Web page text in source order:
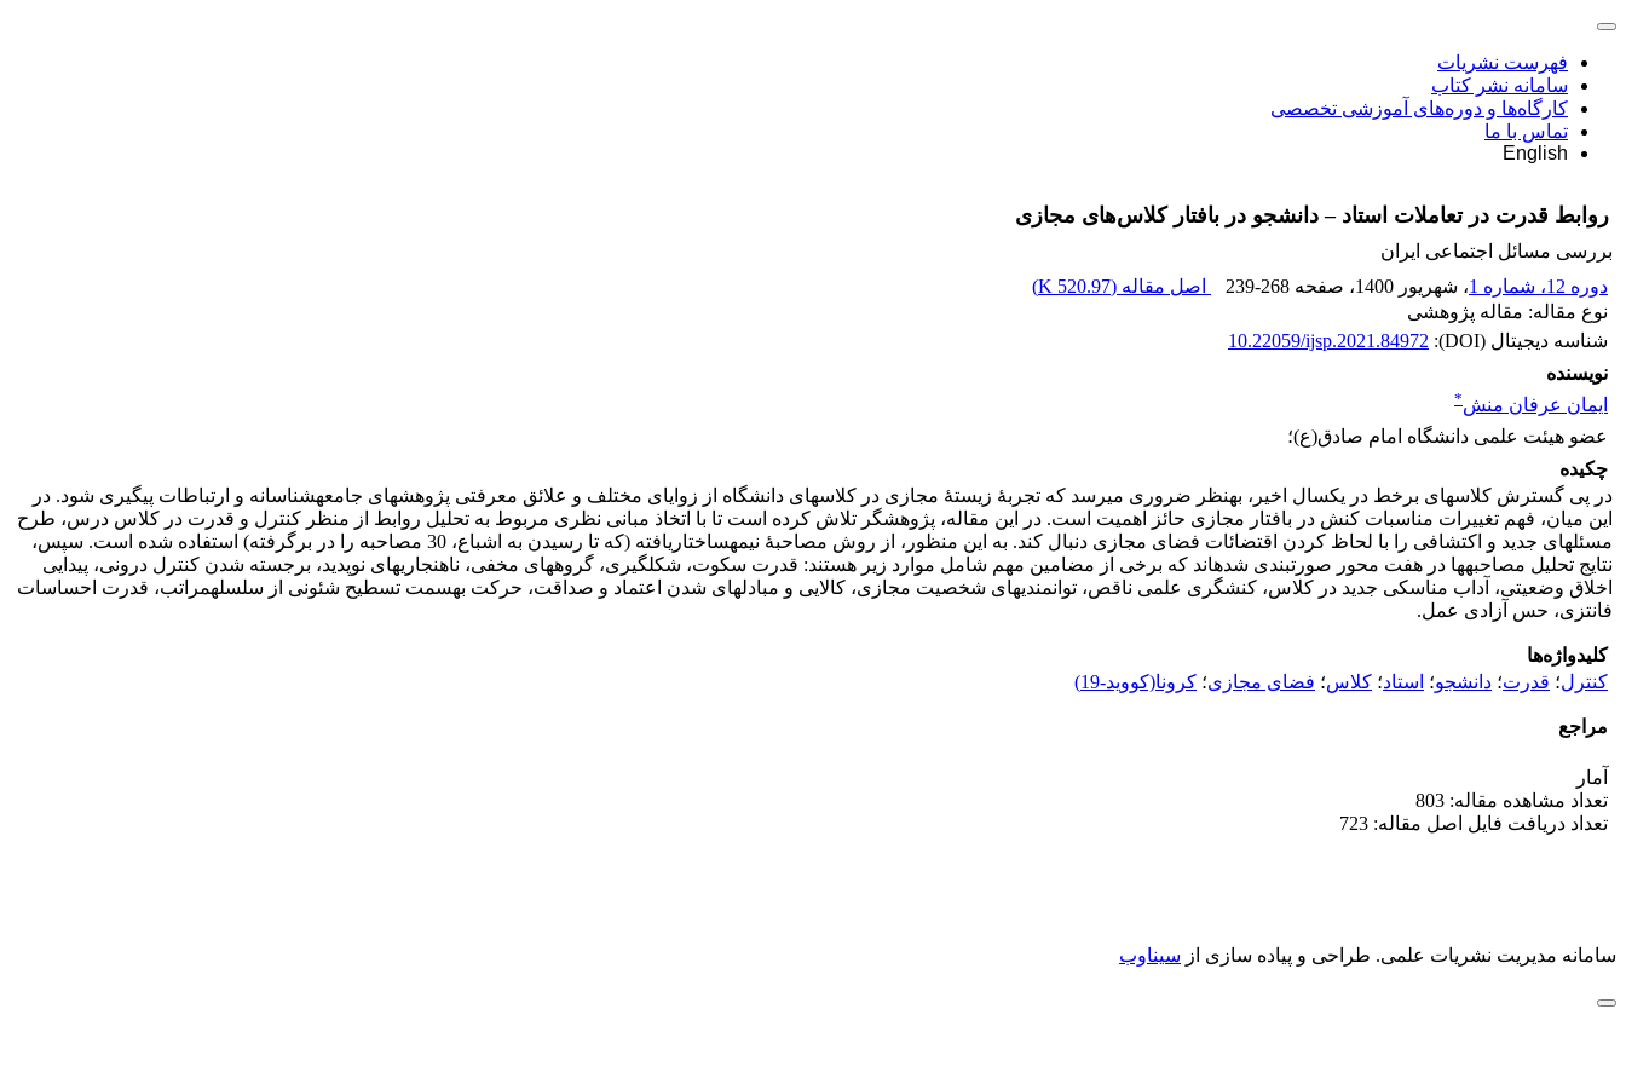
فهرست نشریات
سامانه نشر کتاب
کارگاه‌ها و دوره‌های آموزشی تخصصی
تماس با ما
English
روابط قدرت در تعاملات استاد – دانشجو در بافتار کلاس‌های مجازی
بررسی مسائل اجتماعی ایران
دوره 12، شماره 1
، شهریور 1400 ، صفحه 239-268 اصل مقاله (520.97 K
)
نوع مقاله: مقاله پژوهشی
شناسه دیجیتال (DOI):
10.22059/ijsp.2021.84972
نویسنده
ایمان عرفان منش*
عضو هیئت علمی دانشگاه امام صادق(ع)؛
چکیده
در پی گسترش کلاس­های برخط در یک­سال اخیر، به­نظر ضروری می­رسد که تجربۀ زیستۀ مجازی در کلاس­های دانشگاه از زوایای مختلف و علائق معرفتی پژوهش­های جامعه­شناسانه و ارتباطات پیگیری شود. در
این میان، فهم تغییرات مناسبات کنش در بافتار مجازی حائز اهمیت است. در این مقاله، پژوهشگر تلاش کرده است تا با اتخاذ مبانی نظری مربوط به تحلیل روابط از منظر کنترل و قدرت در کلاس درس، طرح
مسئله­ای جدید و اکتشافی را با لحاظ کردن اقتضائات فضای مجازی دنبال کند. به این منظور، از روش مصاحبۀ نیمه­ساختاریافته (که تا رسیدن به اشباع، 30 مصاحبه را در برگرفته) استفاده شده است. سپس،
نتایج تحلیل مصاحبه­ها در هفت محور صورت­بندی شده­اند که برخی از مضامین مهم شامل موارد زیر هستند: قدرت سکوت، شکل­گیری، گروه­های مخفی، ناهنجاری­های نوپدید، برجسته شدن کنترل درونی، پیدایی
اخلاق وضعیتی، آداب مناسکی جدید در کلاس، کنشگری علمی ناقص، توانمندی­های شخصیت مجازی، کالایی و مبادله­ای شدن اعتماد و صداقت، حرکت به­سمت تسطیح شئونی از سلسله­مراتب، قدرت احساسات
فانتزی، حس آزادی عمل.
کلیدواژه‌ها
کنترل؛ قدرت؛ دانشجو؛ استاد؛ کلاس؛ فضای مجازی؛ کرونا(کووید-19)
مراجع
آمار
تعداد مشاهده مقاله: 803
تعداد دریافت فایل اصل مقاله: 723
سامانه مدیریت نشریات علمی. طراحی و پیاده سازی از سیناوب